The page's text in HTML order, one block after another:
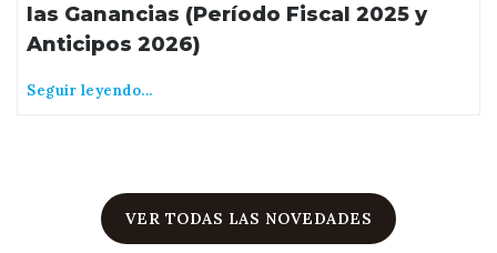
las Ganancias (Período Fiscal 2025 y
Anticipos 2026)
Seguir leyendo...
VER TODAS LAS NOVEDADES